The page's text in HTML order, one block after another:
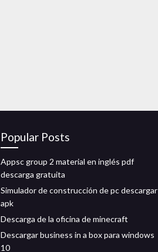
Popular Posts
Appsc group 2 material en inglés pdf
descarga gratuita
Simulador de construcción de pc descargar
apk
Descarga de la oficina de minecraft
Descargar business in a box para windows
10